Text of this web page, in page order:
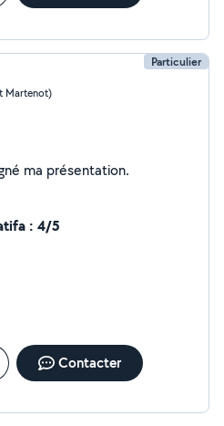
Particulier
Martenot)
Je n'ai pas encore renseigné ma présentation.
: 4/5
Contacter